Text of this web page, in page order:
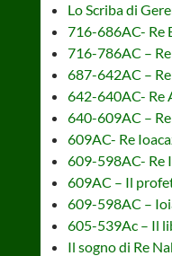
Lo Scriba di
716-686AC- Re
716-786AC –
687-642AC –
642-640AC- Re
640-609AC –
609AC- Re
609-598AC- Re
609AC – Il
609-598AC –
605-539Ac – Il
Il sogno di Re